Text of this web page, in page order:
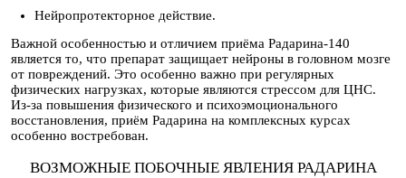
Нейропротекторное действие.
Важной особенностью и отличием приёма Радарина-140
является то, что препарат защищает нейроны в головном мозге
от повреждений. Это особенно важно при регулярных
физических нагрузках, которые являются стрессом для ЦНС.
Из-за повышения физического и психоэмоционального
восстановления, приём Радарина на комплексных курсах
особенно востребован.
ВОЗМОЖНЫЕ ПОБОЧНЫЕ ЯВЛЕНИЯ РАДАРИНА